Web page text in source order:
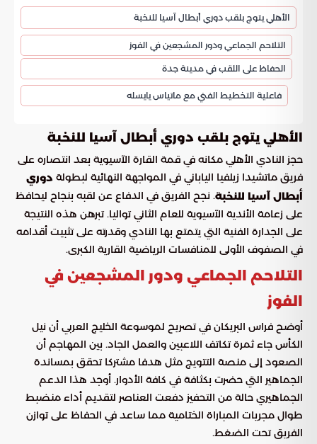
الأهلي يتوج بلقب دوري أبطال آسيا للنخبة
التلاحم الجماعي ودور المشجعين في الفوز
الحفاظ على اللقب في مدينة جدة
فاعلية التخطيط الفني مع ماتياس يايسله
الأهلي يتوج بلقب دوري أبطال آسيا للنخبة
حجز النادي الأهلي مكانه في قمة القارة الآسيوية بعد انتصاره على
فريق ماتشيدا زيلفيا الياباني في المواجهة النهائية لبطولة دوري
أبطال آسيا للنخبة. نجح الفريق في الدفاع عن لقبه بنجاح ليحافظ
على زعامة الأندية الآسيوية للعام الثاني تواليا. تبرهن هذه النتيجة
على الجدارة الفنية التي يتمتع بها النادي وقدرته على تثبيت أقدامه
في الصفوف الأولى للمنافسات الرياضية القارية الكبرى.
التلاحم الجماعي ودور المشجعين في
الفوز
أوضح فراس البريكان في تصريح لموسوعة الخليج العربي أن نيل
الكأس جاء ثمرة تكاتف اللاعبين والعمل الجاد. بين المهاجم أن
الصعود إلى منصة التتويج مثل هدفا مشتركا تحقق بمساندة
الجماهير التي حضرت بكثافة في كافة الأدوار. أوجد هذا الدعم
الجماهيري حالة من التحفيز دفعت العناصر لتقديم أداء منضبط
طوال مجريات المباراة الختامية مما ساعد في الحفاظ على توازن
الفريق تحت الضغط.